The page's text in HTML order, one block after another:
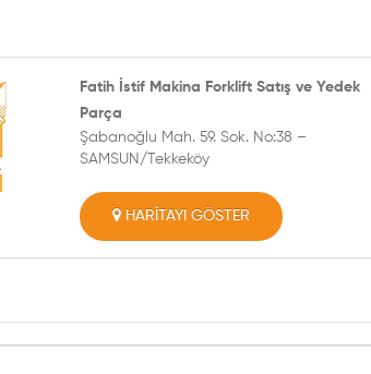
Fatih İstif Makina Forklift Satış ve Yedek
Parça
Şabanoğlu Mah. 59. Sok. No:38 –
SAMSUN/Tekkeköy
HARITAYI GÖSTER